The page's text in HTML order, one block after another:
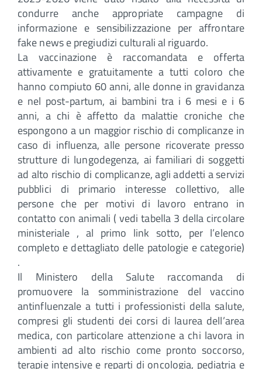
condurre anche appropriate campagne di
informazione e sensibilizzazione per affrontare
fake news e pregiudizi culturali al riguardo.
La vaccinazione è raccomandata e offerta
attivamente e gratuitamente a tutti coloro che
hanno compiuto 60 anni, alle donne in gravidanza
e nel post-partum, ai bambini tra i 6 mesi e i 6
anni, a chi è affetto da malattie croniche che
espongono a un maggior rischio di complicanze in
caso di influenza, alle persone ricoverate presso
strutture di lungodegenza, ai familiari di soggetti
ad alto rischio di complicanze, agli addetti a servizi
pubblici di primario interesse collettivo, alle
persone che per motivi di lavoro entrano in
contatto con animali ( vedi tabella 3 della circolare
ministeriale , al primo link sotto, per l’elenco
completo e dettagliato delle patologie e categorie)
.
Il Ministero della Salute raccomanda di
promuovere la somministrazione del vaccino
antinfluenzale a tutti i professionisti della salute,
compresi gli studenti dei corsi di laurea dell’area
medica, con particolare attenzione a chi lavora in
ambienti ad alto rischio come pronto soccorso,
terapie intensive e reparti di oncologia, pediatria e